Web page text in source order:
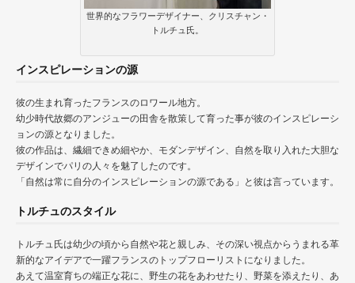
世界的なフラワーデザイナー、クリスチャン・
トルチュ氏。
インスピレーションの源
彼の生まれ育ったフランスのロワール地方。
幼少時代故郷のアンジューの田舎を散策して育った事が彼のインスピレーシ
ョンの源となりました。
彼の作品は、繊細できめ細やか、モダンデザイン、自然を取り入れた大胆な
デザインでパリの人々を魅了したのです。
「自然は常に自分のインスピレーションの源である」と彼は言っています。
トルチュのスタイル
トルチュ氏は幼少の頃から自然や花と親しみ、その深い視点からうまれる革
新的なアイデアで一躍フランスのトップフローリストになりました。
あえて温室育ちの端正な花に、野生の花をあわせたり、野菜を添えたり、あ